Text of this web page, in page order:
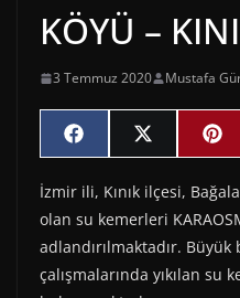
KÖYÜ –
3 Temmuz 2020 Mustafa
Share
on
F
a
e
b
o
o
k
Share
on
X
(
w
i
t
t
e
r
P
i
t
e
r
e
s
t
İzmir ili, Kınık ilçesi,
olan su kemerleri
adlandırılmaktadır. Büyük
çalışmalarında yıkılan su